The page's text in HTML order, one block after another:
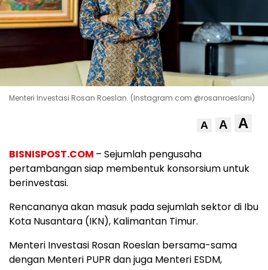
Menteri Investasi Rosan Roeslan. (Instagram.com @rosanroeslani)
A A A
BISNISPOST.COM – Sejumlah pengusaha
pertambangan siap membentuk konsorsium untuk
berinvestasi.
Rencananya akan masuk pada sejumlah sektor di Ibu
Kota Nusantara (IKN), Kalimantan Timur.
Menteri Investasi Rosan Roeslan bersama-sama
dengan Menteri PUPR dan juga Menteri ESDM,